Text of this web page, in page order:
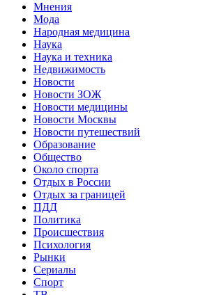
Мнения
Мода
Народная медицина
Наука
Наука и техника
Недвижимость
Новости
Новости ЗОЖ
Новости медицины
Новости Москвы
Новости путешествий
Образование
Общество
Около спорта
Отдых в России
Отдых за границей
ПДД
Политика
Происшествия
Психология
Рынки
Сериалы
Спорт